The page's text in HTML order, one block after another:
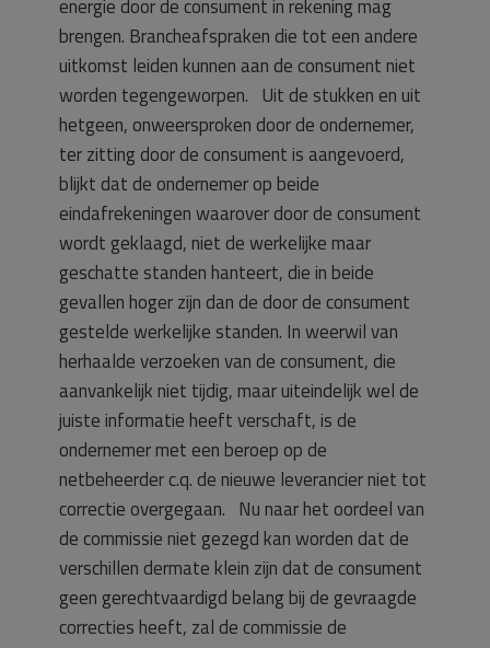
energie door de consument in rekening mag
brengen. Brancheafspraken die tot een andere
uitkomst leiden kunnen aan de consument niet
worden tegengeworpen. Uit de stukken en uit
hetgeen, onweersproken door de ondernemer,
ter zitting door de consument is aangevoerd,
blijkt dat de ondernemer op beide
eindafrekeningen waarover door de consument
wordt geklaagd, niet de werkelijke maar
geschatte standen hanteert, die in beide
gevallen hoger zijn dan de door de consument
gestelde werkelijke standen. In weerwil van
herhaalde verzoeken van de consument, die
aanvankelijk niet tijdig, maar uiteindelijk wel de
juiste informatie heeft verschaft, is de
ondernemer met een beroep op de
netbeheerder c.q. de nieuwe leverancier niet tot
correctie overgegaan. Nu naar het oordeel van
de commissie niet gezegd kan worden dat de
verschillen dermate klein zijn dat de consument
geen gerechtvaardigd belang bij de gevraagde
correcties heeft, zal de commissie de